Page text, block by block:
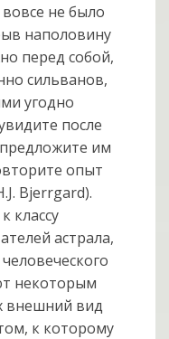
вовсе не было
наполовину
перед собой,
сильванов,
угодно
после
предложите им
опыт
Bjerrgard).
классу
астрала,
некоторым
внешний вид
к которому